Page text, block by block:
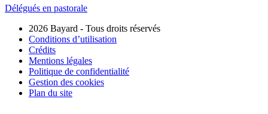
Délégués en pastorale
2026 Bayard - Tous droits réservés
Conditions d’utilisation
Crédits
Mentions légales
Politique de confidentialité
Gestion des cookies
Plan du site